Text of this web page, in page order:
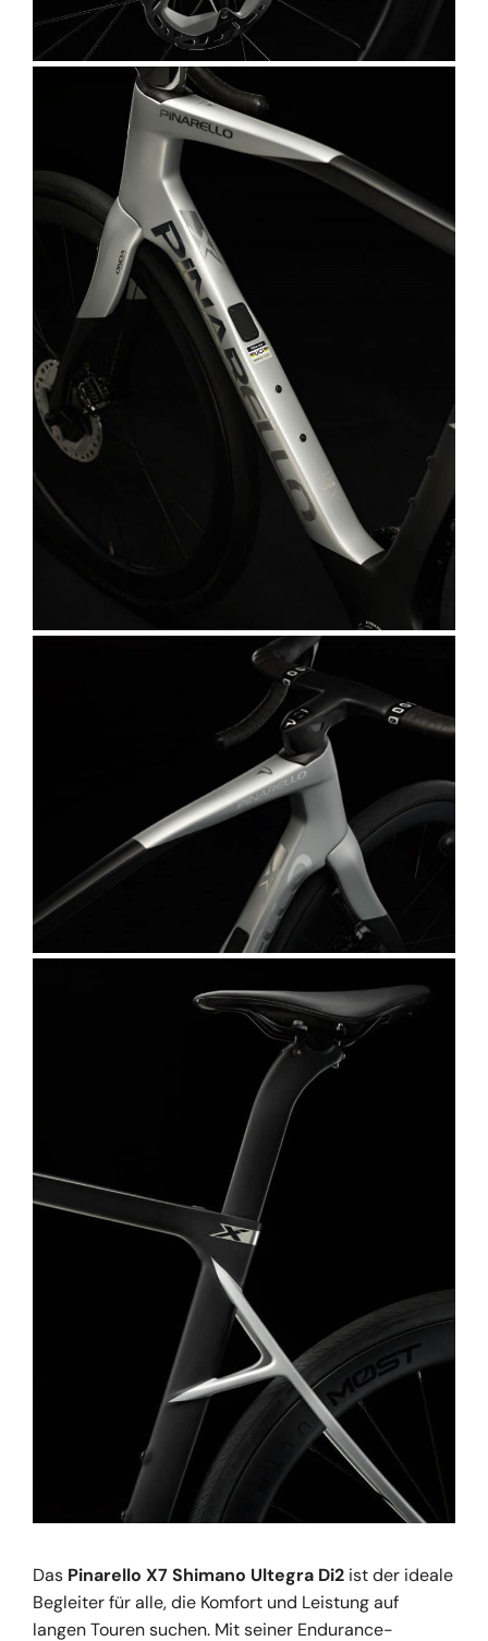
Das Pinarello X7 Shimano Ultegra Di2 ist der ideale
Begleiter für alle, die Komfort und Leistung auf
langen Touren suchen. Mit seiner Endurance-